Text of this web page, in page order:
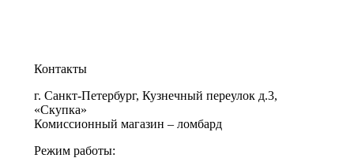
Контакты
г. Санкт-Петербург, Кузнечный переулок д.3,
«Скупка»
Комиссионный магазин – ломбард
Режим работы: